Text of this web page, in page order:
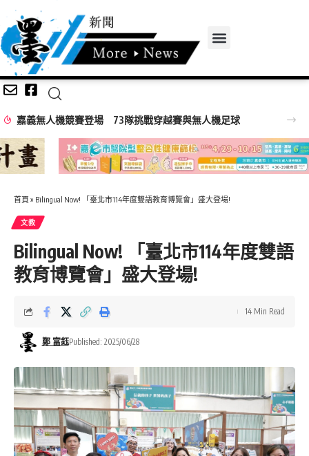
嘉義無人機競賽登場 73隊挑戰穿越賽與無人機足球
首頁 » Bilingual Now! 「臺北市114年度雙語教育博覽會」盛大登場!
文教
Bilingual Now! 「臺北市114年度雙語
教育博覽會」盛大登場!
鄭 富鈺Published: 2025/06/28
14 Min Read